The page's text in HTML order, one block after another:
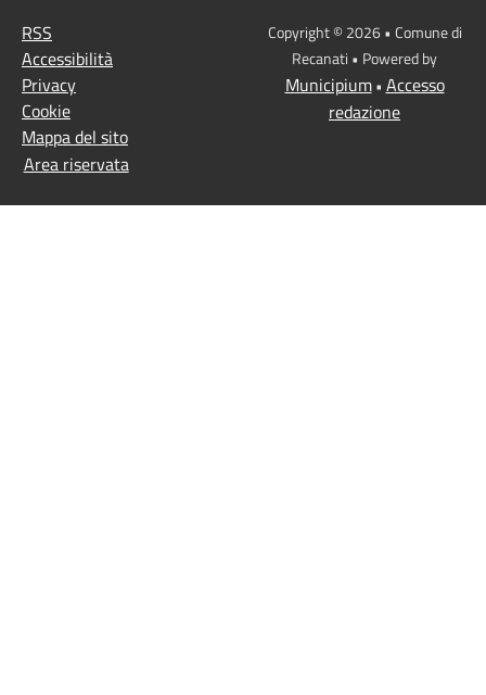
RSS
Accessibilità
Privacy
Cookie
Mappa del sito
Area riservata
Copyright © 2026 • Comune di
Recanati • Powered by
Municipium• Accesso
redazione